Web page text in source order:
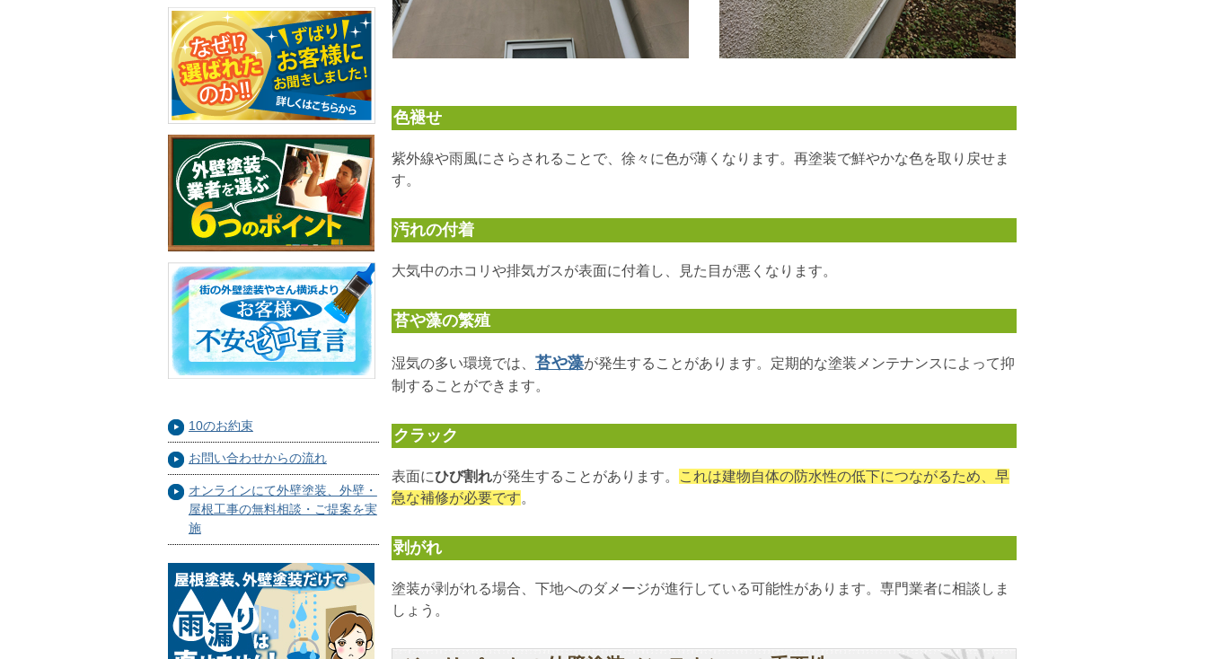
10のお約束
お問い合わせからの流れ
オンラインにて外壁塗装、外壁・
屋根工事の無料相談・ご提案を実
施
色褪せ
紫外線や雨風にさらされることで、徐々に色が薄くなります。再塗装で鮮やかな色を取り戻せま
す。
汚れの付着
大気中のホコリや排気ガスが表面に付着し、見た目が悪くなります。
苔や藻の繁殖
湿気の多い環境では、 苔や藻が発生することがあります。定期的な塗装メンテナンスによって抑
制することができます。
クラック
表面にひび割れが発生することがあります。
これは建物自体の防水性の低下につながるため、早
急な補修が必要です。
剥がれ
塗装が剥がれる場合、下地へのダメージが進行している可能性があります。専門業者に相談しま
しょう。